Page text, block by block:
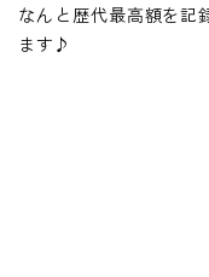
なんと歴代最高額を記
ます♪